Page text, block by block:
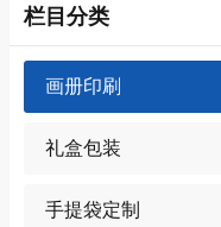
栏目分类
画册印刷
礼盒包装
手提袋定制